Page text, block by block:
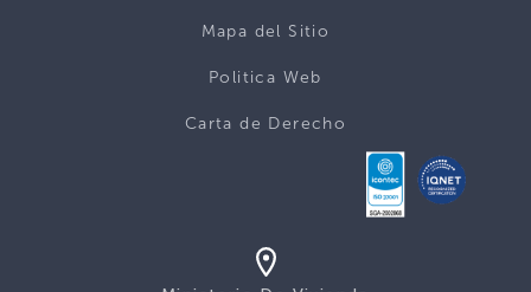
Mapa del Sitio
Politica Web
Carta de Derecho